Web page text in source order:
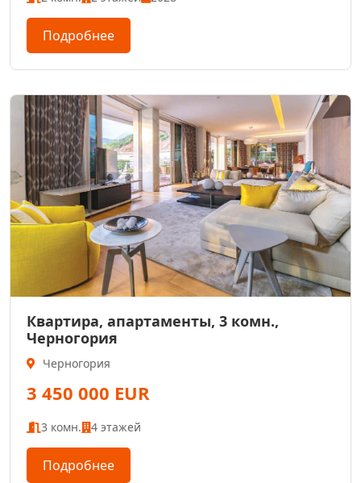
Подробнее
Квартира, апартаменты, 3 комн.,
Черногория
Черногория
3 450 000 EUR
3 комн. 4 этажей
Подробнее